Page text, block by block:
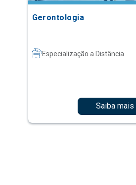
Gerontologia
Especialização a Distância
Saiba mais